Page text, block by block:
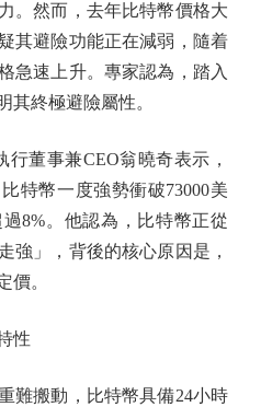
。然而，去年比特幣價格大
其避險功能正在減弱，隨着
急速上升。專家認為，踏入
其終極避險屬性。
董事兼CEO翁曉奇表示，
特幣一度強勢衝破73000美
8%。他認為，比特幣正從
強」，背後的核心原因是，
價。
性
搬動，比特幣具備24小時